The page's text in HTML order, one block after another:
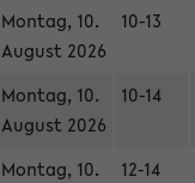
Montag, 10.
August 2026
10-13
Montag, 10.
August 2026
10-14
Montag, 10.
12-14